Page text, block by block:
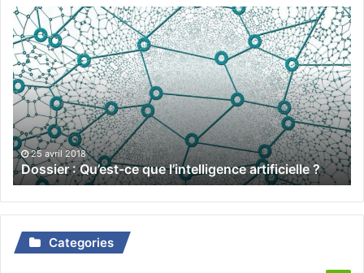
Dossier
:
Qu’est-
ce
que
l’intelligence
artificielle
?
25 avril 2018
Dossier : Qu’est-ce que l’intelligence artificielle ?
Categories